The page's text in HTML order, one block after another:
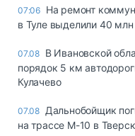
07:06 На ремонт
в Туле выделили 40 млн
07.08 В Ивановской
порядок 5 км
Кулачево
07.08 Дальнобойщик
на трассе М-10 в